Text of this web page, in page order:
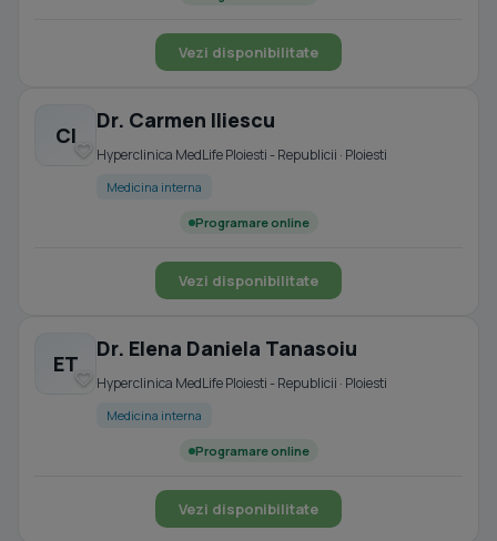
Vezi disponibilitate
CI
Dr. Carmen Iliescu
Hyperclinica MedLife Ploiesti - Republicii · Ploiesti
Medicina interna
Programare online
Vezi disponibilitate
ET
Dr. Elena Daniela Tanasoiu
Hyperclinica MedLife Ploiesti - Republicii · Ploiesti
Medicina interna
Programare online
Vezi disponibilitate